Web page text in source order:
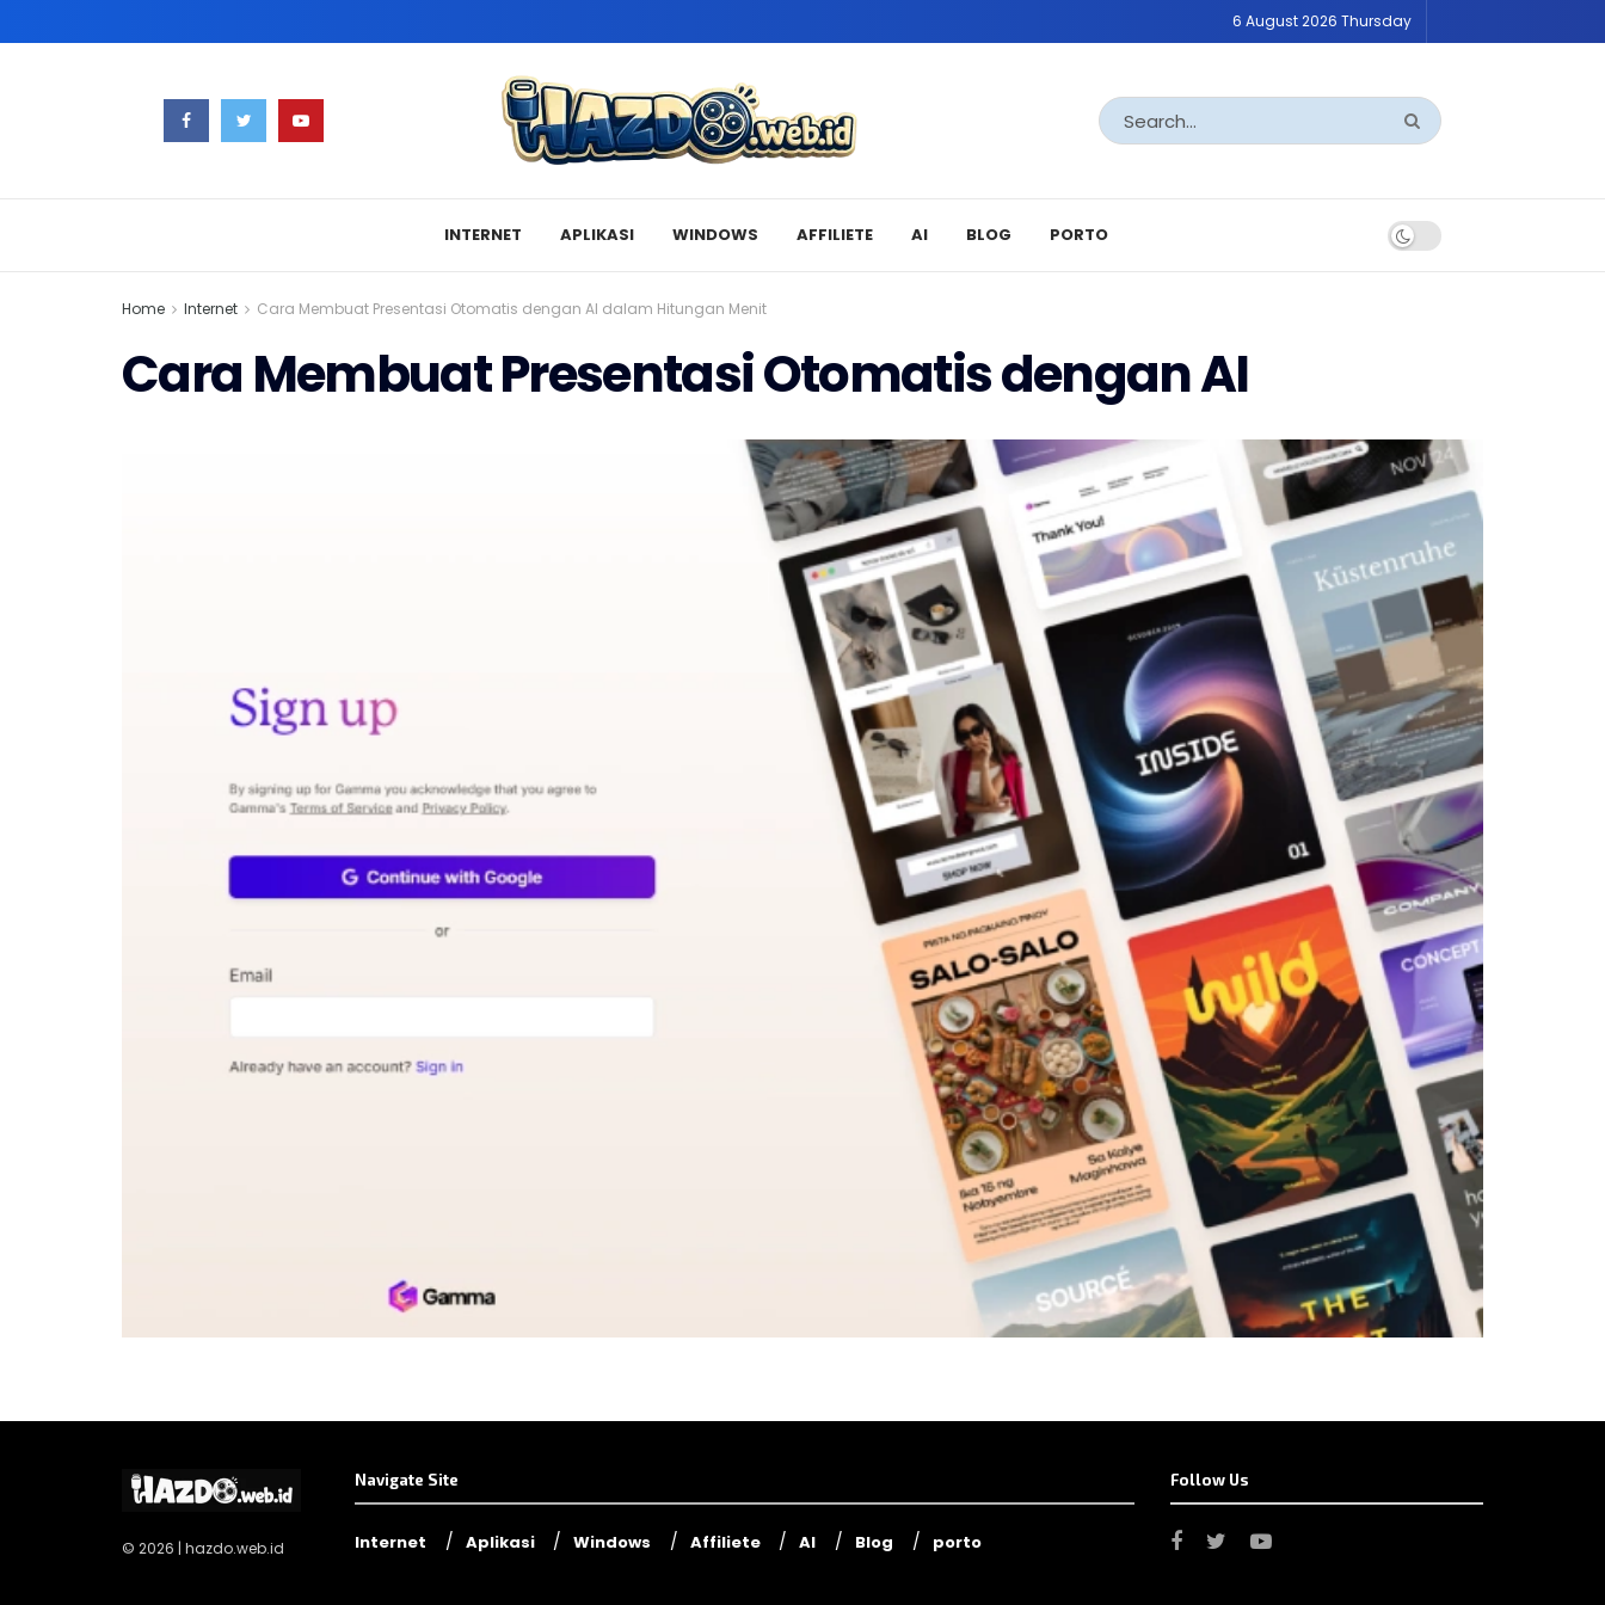
6 August 2026 Thursday
INTERNET APLIKASI WINDOWS AFFILIETE AI BLOG PORTO
Home Internet Cara Membuat Presentasi Otomatis dengan AI dalam Hitungan Menit
Cara Membuat Presentasi Otomatis dengan AI
© 2026 | hazdo.web.id
Navigate Site
Internet Aplikasi Windows Affiliete AI Blog porto
Follow Us